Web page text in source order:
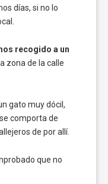
días, si no lo
recogido a un
zona de la calle
gato muy dócil,
comporta de
de por allí.
que no